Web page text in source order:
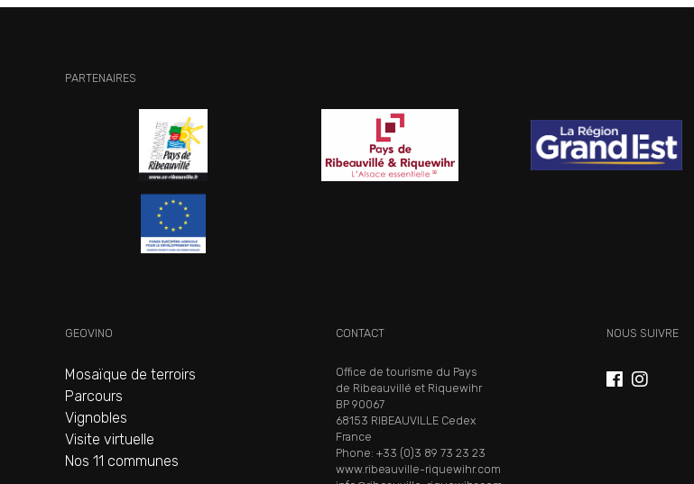
PARTENAIRES
GEOVINO
Mosaïque de terroirs
Parcours
Vignobles
Visite virtuelle
Nos 11 communes
CONTACT
Office de tourisme du Pays
de Ribeauvillé et Riquewihr
BP 90067
68153 RIBEAUVILLE Cedex
France
Phone: +33 (0)3 89 73 23 23
www.ribeauville-riquewihr.com
NOUS SUIVRE